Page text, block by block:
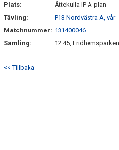
Plats:
Ättekulla IP A-plan
Tävling:
P13 Nordvästra A, vår
Matchnummer: 131400046
Samling:
12:45, Fridhemsparken
<< Tillbaka